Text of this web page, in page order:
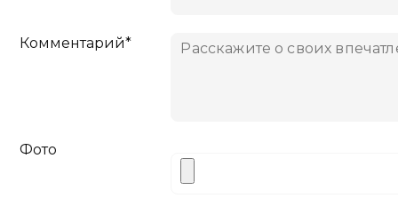
Комментарий*
Фото